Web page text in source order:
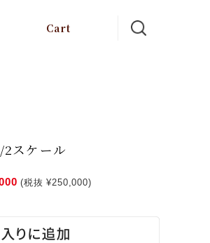
Cart
スケール
(税抜 ¥250,000)